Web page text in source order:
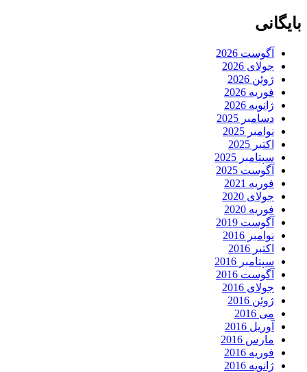
بایگانی
آگوست 2026
جولای 2026
ژوئن 2026
فوریه 2026
ژانویه 2026
دسامبر 2025
نوامبر 2025
اکتبر 2025
سپتامبر 2025
آگوست 2025
فوریه 2021
جولای 2020
فوریه 2020
آگوست 2019
نوامبر 2016
اکتبر 2016
سپتامبر 2016
آگوست 2016
جولای 2016
ژوئن 2016
می 2016
آوریل 2016
مارس 2016
فوریه 2016
ژانویه 2016